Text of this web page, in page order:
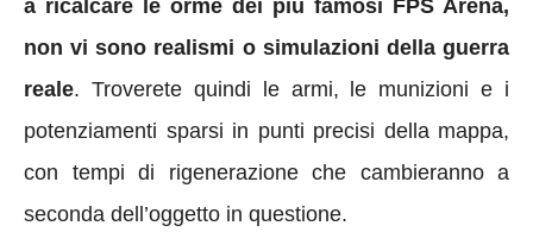
a ricalcare le orme dei più famosi FPS Arena,
non vi sono realismi o simulazioni della guerra
reale. Troverete quindi le armi, le munizioni e i
potenziamenti sparsi in punti precisi della mappa,
con tempi di rigenerazione che cambieranno a
seconda dell’oggetto in questione.